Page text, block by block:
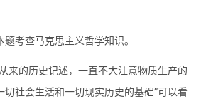
题考查马克思主义哲学知识。
来的历史记述，一直不大注意物质生产的
切社会生活和一切现实历史的基础”可以看